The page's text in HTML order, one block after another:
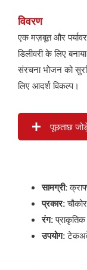
विवरण
एक मज़बूत और
डिलीवरी के लिए
संरचना भोजन को
लिए आदर्श विकल्प।
पूछताछ
सामग्री:
प्रकार:
रंग:
उपयोग: